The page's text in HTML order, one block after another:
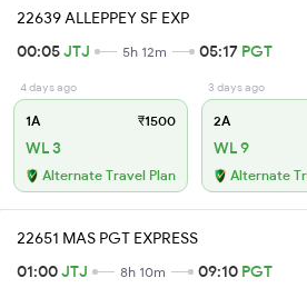
22639 ALLEPPEY SF EXP
00:05JTJ 5h 12m 05:17 PGT
4 days ago
1A ₹1500
WL 3
Alternate Travel Plan
3 days ago
2A
WL 9
Alternate
22651 MAS PGT EXPRESS
01:00JTJ 8h 10m 09:10 PGT